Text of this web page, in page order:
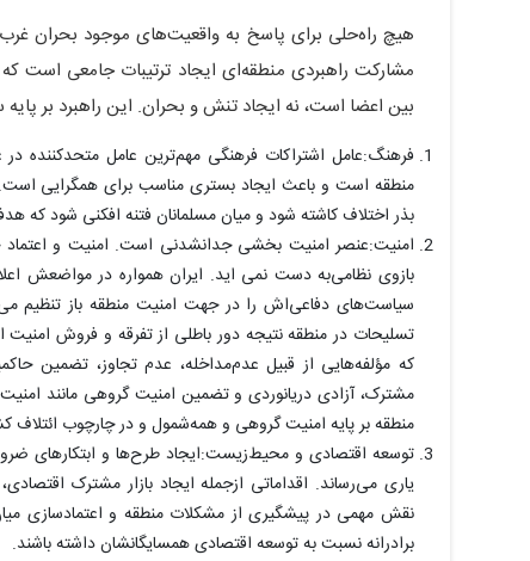
هیچ راه‌حلی برای پاسخ به واقعیت‌های موجود بحران
مشارکت راهبردی منطقه‌ای ایجاد ترتیبات جامعی است
بین اعضا است، نه ایجاد تنش و بحران. این راهبرد بر
فرهنگ:عامل اشتراکات فرهنگی مهم‌ترین عامل متحدکننده
منطقه است و باعث ایجاد بستری مناسب برای همگرایی
بذر اختلاف کاشته شود و میان مسلمانان فتنه افکنی شود
امنیت:عنصر امنیت بخشی جدانشدنی است. امنیت و
بازوی نظامی‌به دست نمی اید. ایران همواره در مواضعش
سیاست‌های دفاعی‌اش را در جهت امنیت منطقه باز تنظیم
تسلیحات در منطقه نتیجه دور باطلی از تفرقه و فروش
که مؤلفه‌هایی از قبیل عدم‌مداخله، عدم تجاوز، تضمین
مشترک، آزادی دریانوردی و تضمین امنیت گروهی مانند
منطقه بر پایه امنیت گروهی و همه‌شمول و در چارچوب
توسعه اقتصادی و محیط‌زیست:ایجاد طرح‌ها و ابتکارهای
یاری می‌رساند. اقداماتی ازجمله ایجاد بازار مشترک
نقش مهمی در پیشگیری از مشکلات منطقه و اعتمادسازی
برادرانه نسبت به توسعه اقتصادی همسایگانشان داشته باشند.